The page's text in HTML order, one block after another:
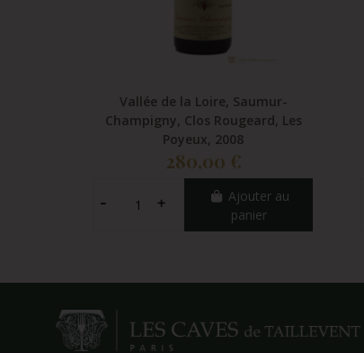
Vallée de la Loire, Saumur-
Champigny, Clos Rougeard, Les
Poyeux, 2008
280,00 €
Ajouter au
panier